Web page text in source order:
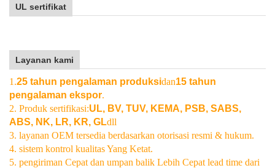
UL sertifikat
Layanan kami
1.25 tahun pengalaman produksidan15 tahun
pengalaman ekspor.
2. Produk sertifikasi:UL, BV, TUV, KEMA, PSB, SABS,
ABS, NK, LR, KR, GLdll
3. layanan OEM tersedia berdasarkan otorisasi resmi & hukum.
4. sistem kontrol kualitas Yang Ketat.
5. pengiriman Cepat dan umpan balik Lebih Cepat lead time dari